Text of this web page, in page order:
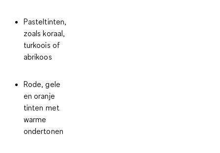
Pasteltinten,
zoals koraal,
turkoois of
abrikoos
Rode, gele
en oranje
tinten met
warme
ondertonen